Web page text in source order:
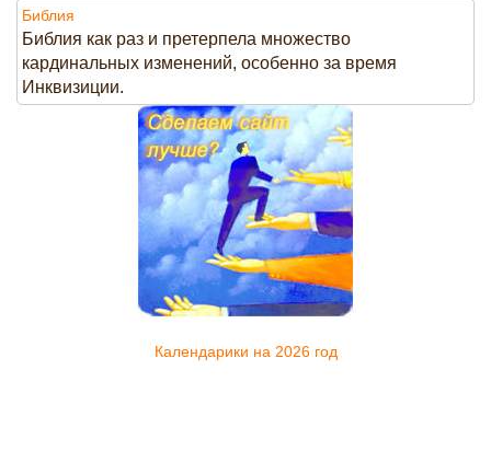
Библия
Библия как раз и претерпела множество
кардинальных изменений, особенно за время
Инквизиции.
Календарики на 2026 год